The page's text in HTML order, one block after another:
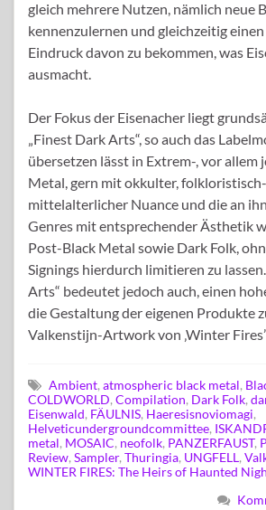
gleich mehrere Nutzen, nämlich neue
kennenzulernen und gleichzeitig einen
Eindruck davon zu bekommen, was
ausmacht.
Der Fokus der Eisenacher liegt
„Finest Dark Arts“, so auch das
übersetzen lässt in Extrem-, vor allem
Metal, gern mit okkulter,
mittelalterlicher Nuance und die an
Genres mit entsprechender Ästhetik
Post-Black Metal sowie Dark Folk,
Signings hierdurch limitieren zu
Arts“ bedeutet jedoch auch, einen
die Gestaltung der eigenen Produkte
Valkenstijn-Artwork von ‚Winter
Ambient, atmospheric black metal,
COLDWORLD, Compilation, Dark Folk,
Eisenwald, FÄULNIS, Haeresisnoviomagi,
Helveticundergroundcommittee,
metal, MOSAIC, neofolk, PANZERFAUST,
Review, Sampler, Thuringia, UNGFELL,
WINTER FIRES: The Heirs of Haunted